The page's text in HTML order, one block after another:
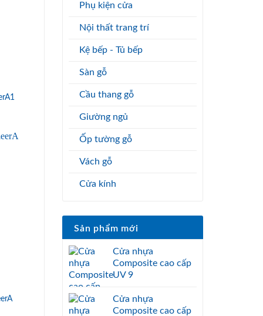
Phụ kiện cửa
Nội thất trang trí
Kệ bếp - Tủ bếp
Sàn gỗ
Cầu thang gỗ
Giường ngủ
Ốp tường gỗ
Vách gỗ
Cửa kính
Sản phẩm mới
Cửa nhựa
Composite cao cấp
UV 9
Cửa nhựa
Composite cao cấp